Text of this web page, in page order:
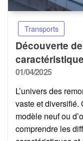
Transports
Découverte
Posted
01/04/2025
L’univers des
vaste et diversifié.
modèle neuf ou
comprendre les